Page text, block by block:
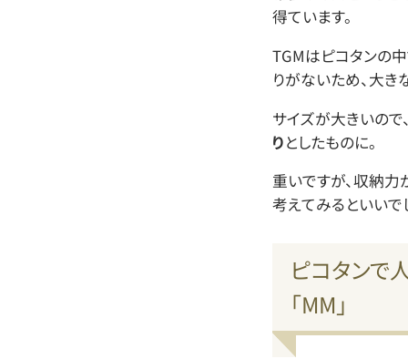
得ています。
TGMはピコタンの
りがないため、大き
サイズが大きいので
りとしたものに。
重いですが、収納
考えてみるといいで
ピコタンで
「MM」